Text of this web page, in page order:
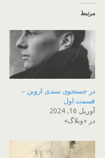
مرتبط
در جستجوی سندی اروین –
قسمت اول
آوریل 16, 2024
در «وبلاگ»